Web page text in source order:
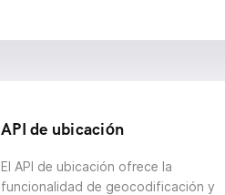
API de ubicación
El API de ubicación ofrece la
funcionalidad de geocodificación y